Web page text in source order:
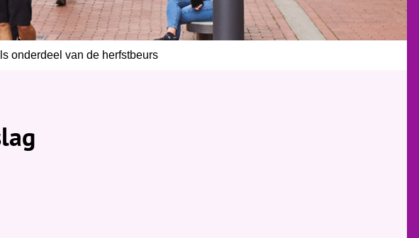
onderdeel van de herfstbeurs